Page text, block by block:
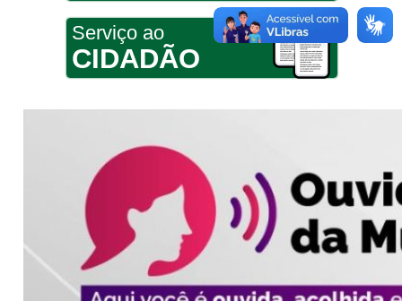
Serviço ao
CIDADÃO